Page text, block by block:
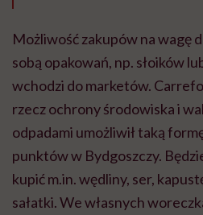
Możliwość zakupów na wagę
sobą opakowań, np. słoików
wchodzi do marketów.
rzecz ochrony środowiska i
odpadami umożliwił taką
punktów w Bydgoszczy.
kupić m.in. wędliny, ser,
sałatki. We własnych